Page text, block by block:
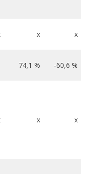
x x
74,1 % -60,6 %
x x